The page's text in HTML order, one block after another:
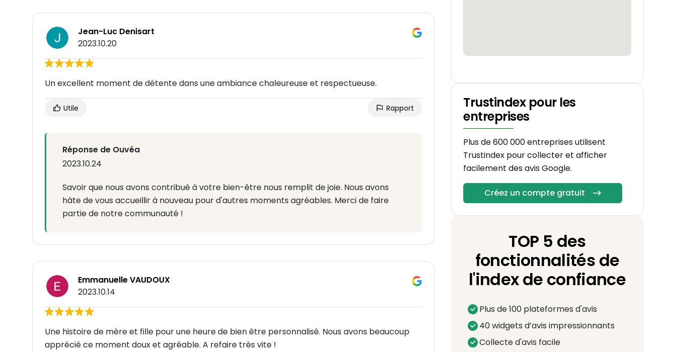
Jean-Luc Denisart
2023.10.20
Un excellent moment de détente dans une ambiance chaleureuse et respectueuse.
Utile Rapport
Réponse de Ouvéa
2023.10.24
Savoir que nous avons contribué à votre bien-être nous remplit de joie. Nous avons
hâte de vous accueillir à nouveau pour d'autres moments agréables. Merci de faire
partie de notre communauté !
Emmanuelle VAUDOUX
2023.10.14
Une histoire de mère et fille pour une heure de bien être personnalisé. Nous avons beaucoup
apprécié ce moment doux et agréable. A refaire très vite !
Trustindex pour les
entreprises
Plus de 600 000 entreprises utilisent
Trustindex pour collecter et afficher
facilement des avis Google.
Créez un compte gratuit
TOP 5 des
fonctionnalités de
l'index de confiance
Plus de 100 plateformes d'avis
40 widgets d’avis impressionnants
Collecte d'avis facile